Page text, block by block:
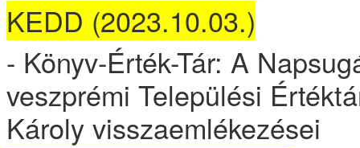
KEDD (2023.10.03.)
- Könyv-Érték-Tár: A
veszprémi Települési
Károly visszaemlékezései